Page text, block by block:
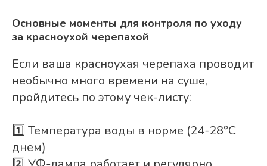
Основные моменты для контроля по уходу
за красноухой черепахой
Если ваша красноухая черепаха проводит
необычно много времени на суше,
пройдитесь по этому чек-листу:
1️⃣ Температура воды в норме (24-28°C
днем)